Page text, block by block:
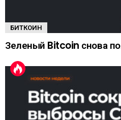
БИТКОИН
Зеленый Bitcoin снова